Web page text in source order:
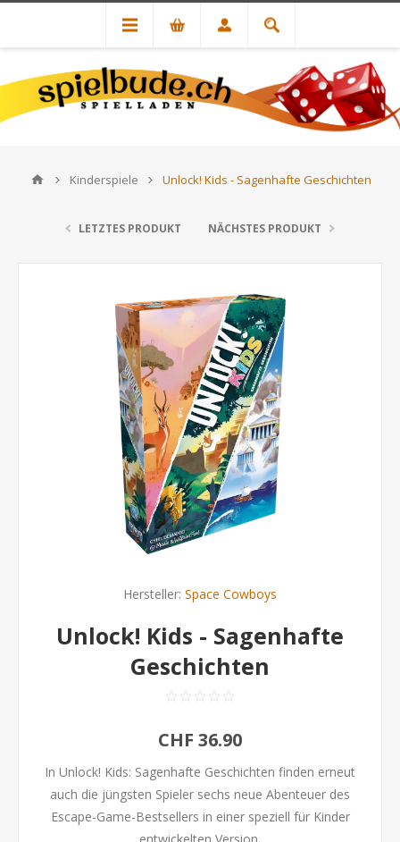
Kinderspiele Unlock! Kids - Sagenhafte Geschichten
LETZTES PRODUKT NÄCHSTES PRODUKT
Hersteller: Space Cowboys
Unlock! Kids - Sagenhafte
Geschichten
CHF 36.90
In Unlock! Kids: Sagenhafte Geschichten finden erneut
auch die jüngsten Spieler sechs neue Abenteuer des
Escape-Game-Bestsellers in einer speziell für Kinder